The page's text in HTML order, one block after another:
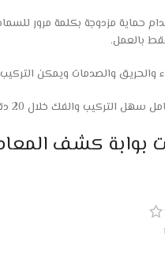
حماية مزدوجة بكلمة مرور
بالعمل.
والحريق والصدمات ويمكن
التركيب والفك خلال 20 دقيقة فقط.